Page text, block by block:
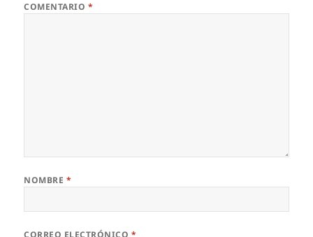
COMENTARIO *
NOMBRE *
CORREO ELECTRÓNICO *